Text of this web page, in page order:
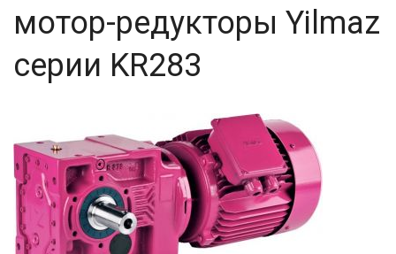
мотор-редукторы Yilmaz
серии KR283